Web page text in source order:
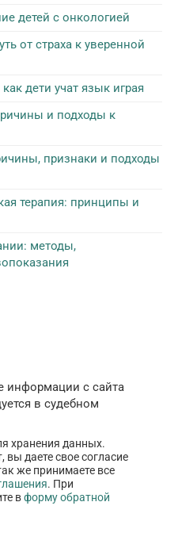
детей с онкологией
от страха к уверенной
дети учат язык играя
и подходы к
признаки и подходы
терапия: принципы и
методы,
информации с сайта
в судебном
хранения данных.
даете свое согласие
же принимаете все
. При
вформу обратной